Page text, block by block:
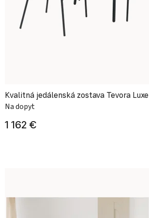
Kvalitná jedálenská zostava Tevora Luxe
Na dopyt
1 162 €